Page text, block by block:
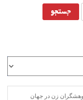
زن در جهان